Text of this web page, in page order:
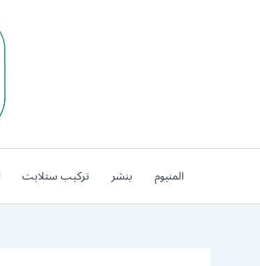
المنيوم بنشر تركيب ستلايت